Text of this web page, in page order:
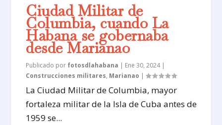
Ciudad Militar de
Columbia, cuando La
Habana se gobernaba
desde Marianao
Publicado por fotosdlahabana | Ene 30, 2024|
Construcciones militares, Marianao |
La Ciudad Militar de Columbia, mayor
fortaleza militar de la Isla de Cuba antes de
1959 se...